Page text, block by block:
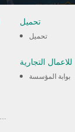
تحميل
تحميل
للاعمال التجارية
بوابة المؤسسة